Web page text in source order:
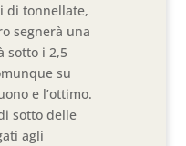
di tonnellate,
segnerà una
sotto i 2,5
su
e l’ottimo.
sotto delle
agli